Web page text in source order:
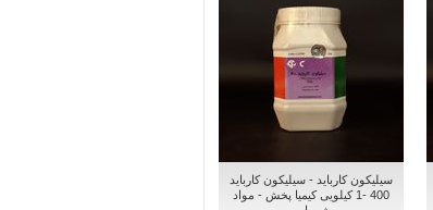
سیلیکون کارباید - سیلیکون کارباید
400 -1 کیلویی کیمیا پخش - مواد